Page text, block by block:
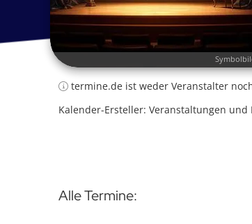
termine.de ist weder Veranstalter
Kalender-Ersteller: Veranstaltungen und
Alle Termine: